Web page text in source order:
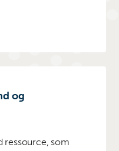
og
ressource, som